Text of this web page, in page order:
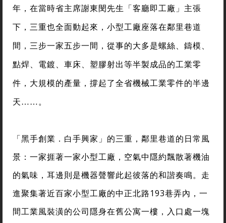
年，在當時省主席謝東閔先生「客廳即工廠」主張
下，三重也全面動起來，小型工廠座落在鄰里巷道
間，三步一家五步一間，從事的大多是螺絲、鑄模、
點焊、電鍍、車床、塑膠射出等半製成品的工業零
件，大規模的產量，撐起了全省機械工業零件的半邊
天……。
「黑手創業．白手興家」的三重，鄰里巷道的日常風
景：一家捱著一家小型工廠，空氣中隱約飄散著機油
的氣味，耳邊則是機器聲響此起彼落的和諧奏鳴。走
進聚集著近百家小型工廠的中正北路193巷弄內，一
間工業風裝潢的公司隱身在舊公寓一樓，入口處一塊